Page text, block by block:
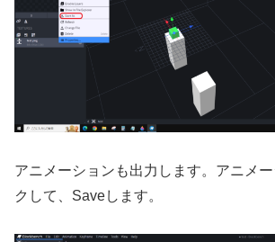
アニメーションも出力します。アニメ
クして、Saveします。